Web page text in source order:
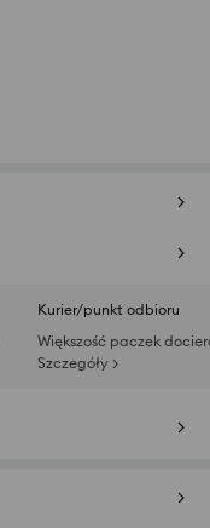
Kurier/punkt odbioru
Większość paczek
Szczegóły >